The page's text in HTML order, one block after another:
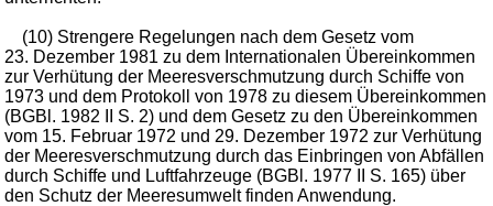
(10) Strengere Regelungen nach dem Gesetz vom
23. Dezember 1981 zu dem Internationalen Übereinkommen
zur Verhütung der Meeresverschmutzung durch Schiffe von
1973 und dem Protokoll von 1978 zu diesem Übereinkommen
(BGBl. 1982 II S. 2) und dem Gesetz zu den Übereinkommen
vom 15. Februar 1972 und 29. Dezember 1972 zur Verhütung
der Meeresverschmutzung durch das Einbringen von Abfällen
durch Schiffe und Luftfahrzeuge (BGBl. 1977 II S. 165) über
den Schutz der Meeresumwelt finden Anwendung.